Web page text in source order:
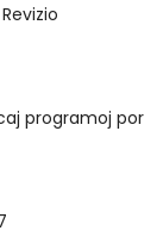
programoj por